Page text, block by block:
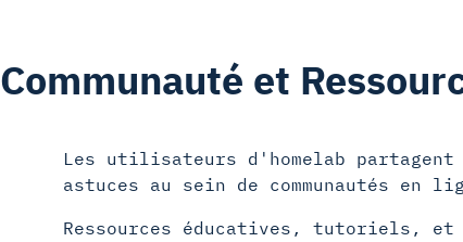
Communauté et
Les utilisateurs d'homelab
astuces au sein de communautés en
Ressources éducatives, tutoriels,